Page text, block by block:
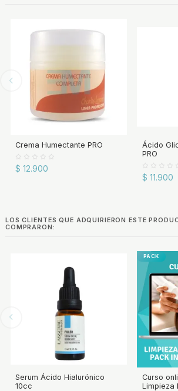
Crema Humectante PRO
$ 12.900
Ácido
PRO
$ 11.900
LOS CLIENTES QUE ADQUIRIERON ESTE
COMPRARON:
Serum Ácido Hialurónico
10cc
PACK
Curso
Limpieza